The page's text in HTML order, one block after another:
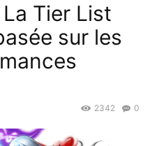
Tier List
sur les
0
2342